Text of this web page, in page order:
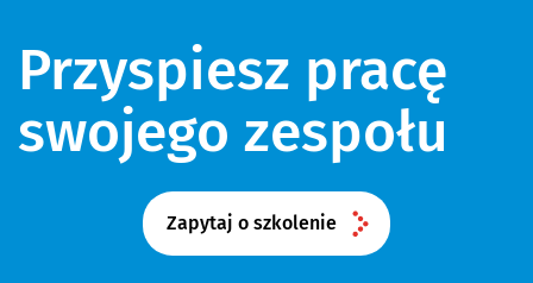
Przyspiesz pracę
swojego zespołu
Zapytaj o szkolenie